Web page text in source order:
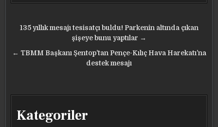
Yazı
gezinmesi
135 yıllık mesajı tesisatçı buldu! Parkenin altında çıkan
şişeye bunu yaptılar →
← TBMM Başkanı Şentop’tan Pençe-Kılıç Hava Harekatı’na
destek mesajı
Kategoriler